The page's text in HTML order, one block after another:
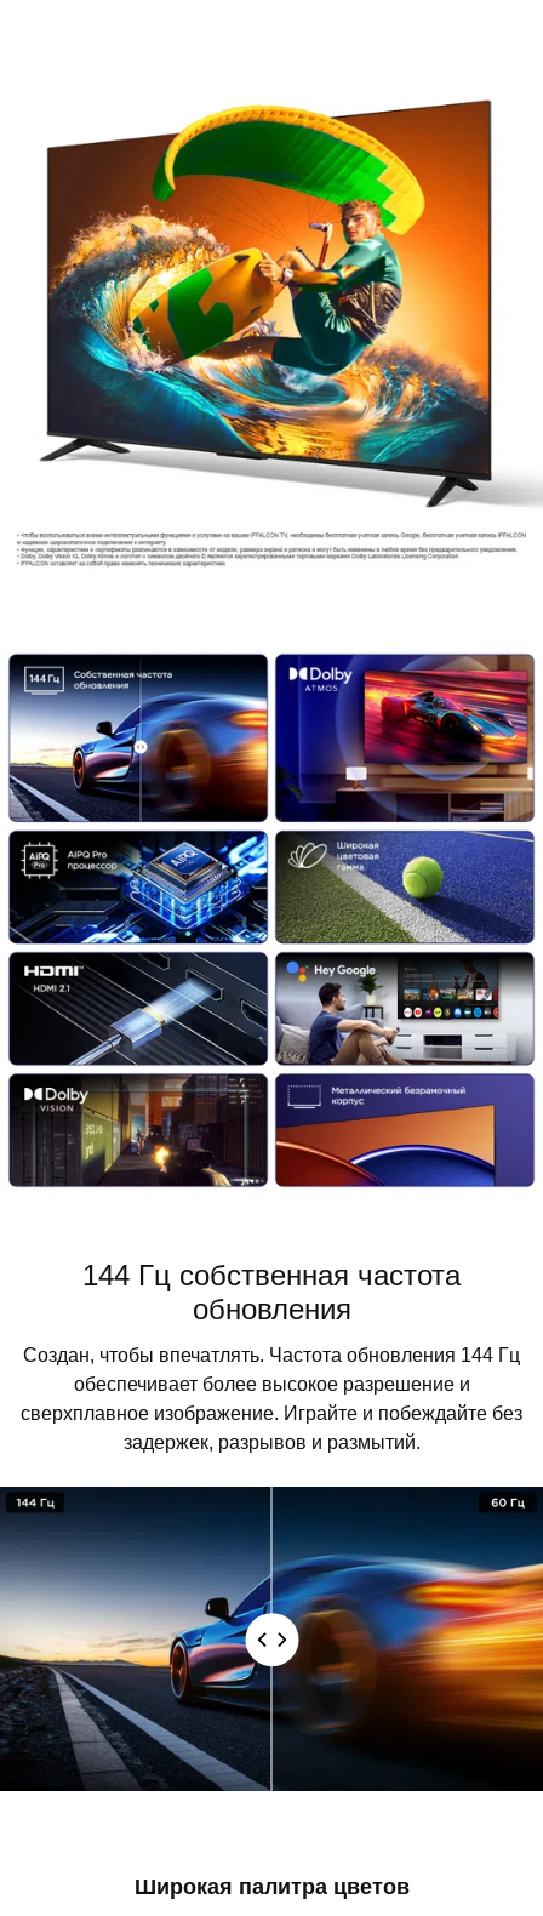
144 Гц собственная частота
обновления
Создан, чтобы впечатлять. Частота обновления 144 Гц
обеспечивает более высокое разрешение и
сверхплавное изображение. Играйте и побеждайте без
задержек, разрывов и размытий.
Широкая палитра цветов